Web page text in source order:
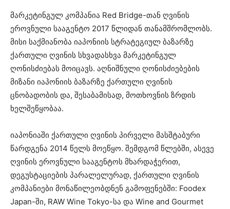
მარკეტინგულ კომპანია Red Bridge-თან ღვინის
ეროვნული სააგენტო 2017 წლიდან თანამშრომლობს.
მისი საქმიანობა იაპონიის სტრატეგიულ ბაზარზე
ქართული ღვინის სხვადასხვა მარკეტინგულ
ღონისძიებას მოიცავს. აღნიშნული ღონისძიებების
მიზანი იაპონიის ბაზარზე ქართული ღვინის
ცნობადობის და, შესაბამისად, მოთხოვნის ზრდის
ხელშეწყობაა.
იაპონიაში ქართული ღვინის პირველი მასშტაბური
წარდგენა 2014 წელს მოეწყო. შემდგომ წლებში, ასევე
ღვინის ეროვნული სააგენტოს მხარდაჭერით,
დეგუსტაციების პარალელურად, ქართული ღვინის
კომპანიები მონაწილეობდნენ გამოფენებში: Foodex
Japan-ში, RAW Wine Tokyo-სა და Wine and Gourmet